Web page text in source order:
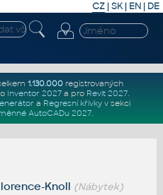
CZ | SK| EN | DE
1.130.000registrovaných
Inventor 2027a pro Revit 2027.
a Regresní křivkyv sekci
AutoCADu 2027.
Knoll (Nábytek)